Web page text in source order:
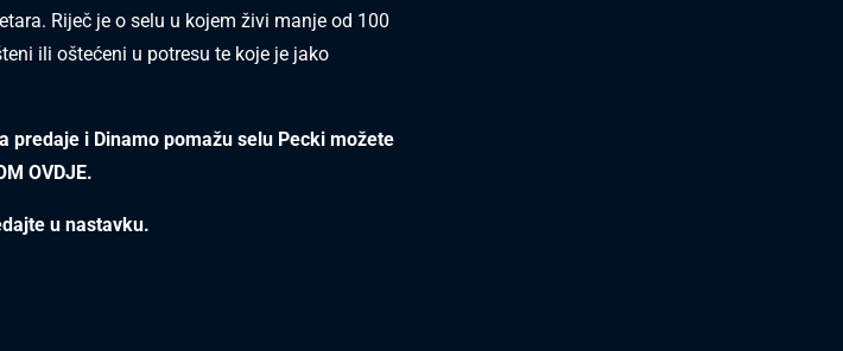
Riječ je o selu u kojem živi manje od 100
ili oštećeni u potresu te koje je jako
predaje i Dinamo pomažu selu Pecki možete
OVDJE.
u nastavku.